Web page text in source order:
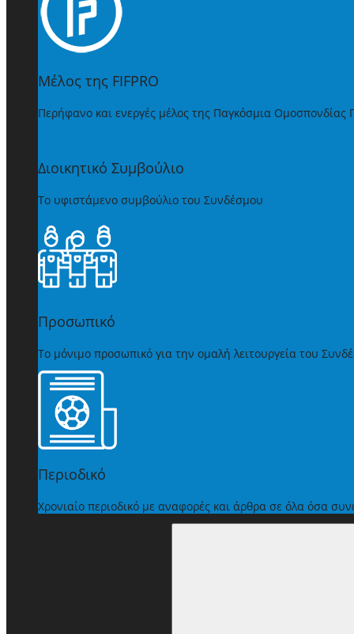
Μέλος της FIFPRO
Περήφανο και ενεργές μέλος της Παγκόσμια Ομοσπονδίας
Διοικητικό Συμβούλιο
Το υφιστάμενο συμβούλιο του Συνδέσμου
Προσωπικό
Το μόνιμο προσωπικό για την ομαλή λειτουργεία του
Περιοδικό
Χρονιαίο περιοδικό με αναφορές και άρθρα σε όλα όσα